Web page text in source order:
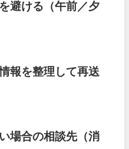
避ける（午前／夕
報を整理して再送
場合の相談先（消